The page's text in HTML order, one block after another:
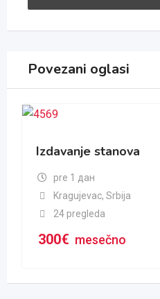
Povezani oglasi
Izdavanje stanova
pre 1 дан
Kragujevac, Srbija
24 pregleda
300€ mesečno